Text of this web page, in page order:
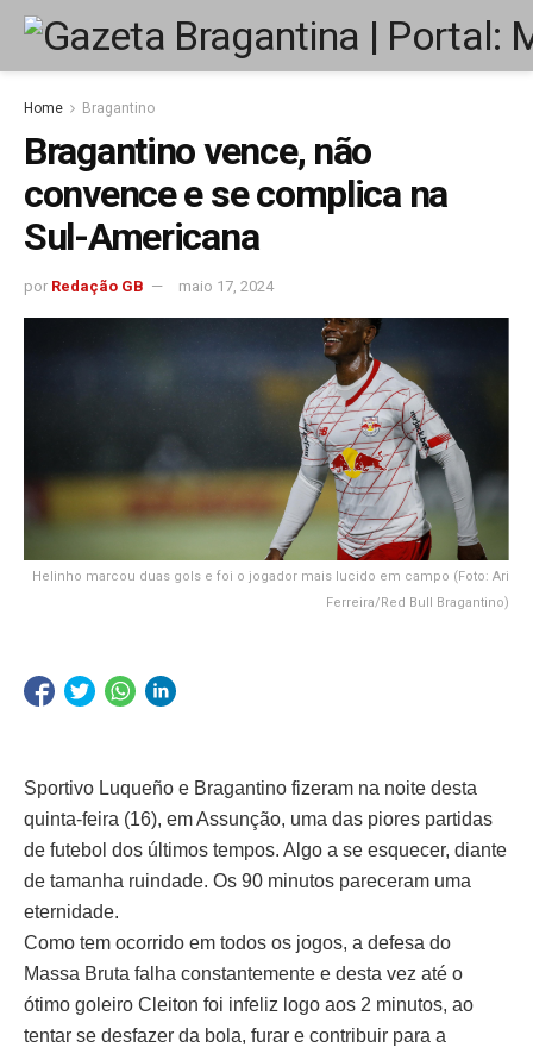
Home Bragantino
Bragantino vence, não
convence e se complica na
Sul-Americana
por Redação GB maio 17, 2024
Helinho marcou duas gols e foi o jogador mais lucido em campo (Foto: Ari
Ferreira/Red Bull Bragantino)
Sportivo Luqueño e Bragantino fizeram na noite desta
quinta-feira (16), em Assunção, uma das piores partidas
de futebol dos últimos tempos. Algo a se esquecer, diante
de tamanha ruindade. Os 90 minutos pareceram uma
eternidade.
Como tem ocorrido em todos os jogos, a defesa do
Massa Bruta falha constantemente e desta vez até o
ótimo goleiro Cleiton foi infeliz logo aos 2 minutos, ao
tentar se desfazer da bola, furar e contribuir para a